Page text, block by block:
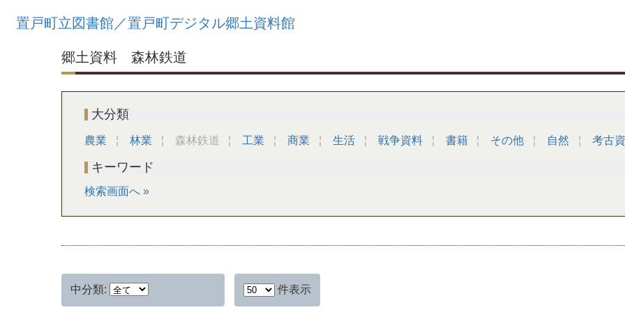
置戸町立図書館／置戸町デジタル郷土資料館
郷土資料 森林鉄道
大分類
農業 林業 森林鉄道 工業 商業 生活 戦争資料 書籍 その他 自然 考古
キーワード
検索画面へ
件表示
中分類: